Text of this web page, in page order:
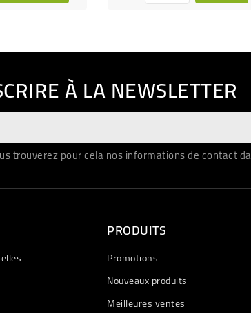
À LA NEWSLETTER
trouverez pour cela nos informations de contact
PRODUITS
Promotions
Nouveaux produits
Meilleures ventes